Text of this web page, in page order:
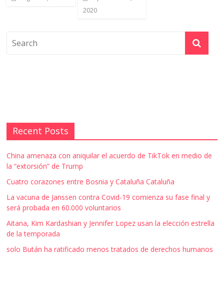
2020
Recent Posts
China amenaza con aniquilar el acuerdo de TikTok en medio de
la “extorsión” de Trump
Cuatro corazones entre Bosnia y Cataluña Cataluña
La vacuna de Janssen contra Covid-19 comienza su fase final y
será probada en 60.000 voluntarios
Aitana, Kim Kardashian y Jennifer Lopez usan la elección estrella
de la temporada
solo Bután ha ratificado menos tratados de derechos humanos